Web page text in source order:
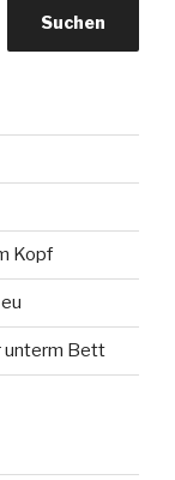
Suchen
Kopf
unterm Bett